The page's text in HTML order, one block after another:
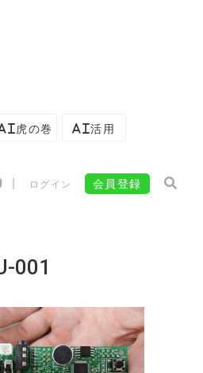
虎の巻 AI活用
ログイン 会員登録
001